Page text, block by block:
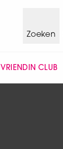
Zoeken
VRIENDIN CLUB